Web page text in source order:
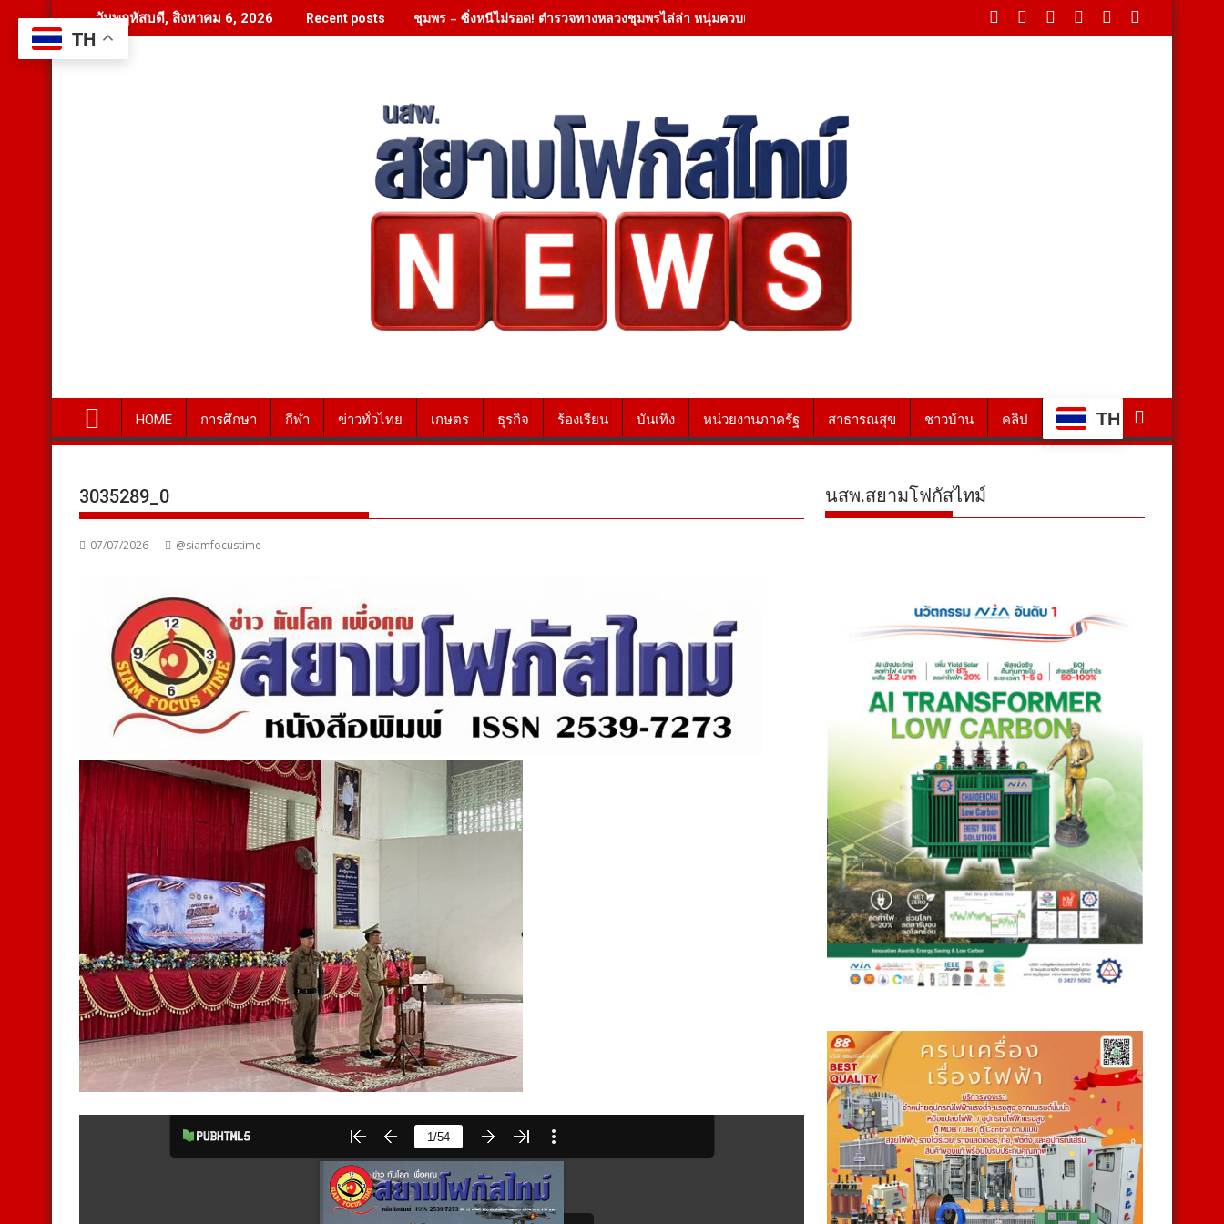
to
content
วันพฤหัสบดี, สิงหาคม 6, 2026 Recent posts ชุมพร – ซิ่งหนีไม่รอด! ตำรวจทางหลวงชุมพรไล่ล่า หนุ่มควบเวฟแต่งซิ่งพุ่งชนเสาไฟ รวบคาเพชรเกษม ยึดไอซ์ 1.1 กก. ยาบ้า 61 เม็ด สารภาพรับจ้าง
HOME การศึกษา กีฬา ข่าวทั่วไทย เกษตร ธุรกิจ ร้องเรียน บันเทิง หน่วยงานภาครัฐ สาธารณสุข ชาวบ้าน คลิป TH
3035289_0
07/07/2026 @siamfocustime
นสพ.สยามโฟกัสไทม์
TH